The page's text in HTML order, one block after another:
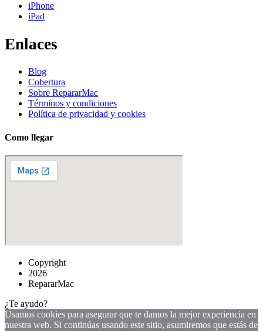
iPhone
iPad
Enlaces
Blog
Cobertura
Sobre RepararMac
Términos y condiciones
Política de privacidad y cookies
Como llegar
Copyright
2026
RepararMac
¿Te ayudo?
Usamos cookies para asegurar que te damos la mejor experiencia en
nuestra web. Si continúas usando este sitio, asumiremos que estás de